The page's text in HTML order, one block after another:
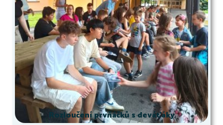
Rozloučení prvňáčků s deváťáky